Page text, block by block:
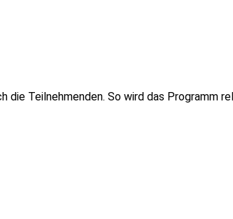
Teilnehmenden. So wird das Programm